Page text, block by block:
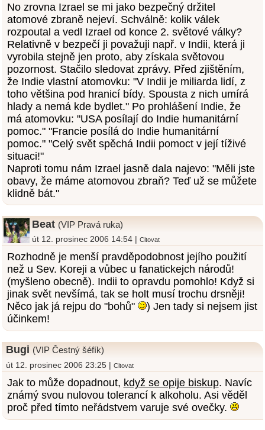
No zrovna Izrael se mi jako bezpečný držitel
atomové zbraně nejeví. Schválně: kolik válek
rozpoutal a vedl Izrael od konce 2. světové války?
Relativně v bezpečí ji považuji např. v Indii, která ji
vyrobila stejně jen proto, aby získala světovou
pozornost. Stačilo sledovat zprávy. Před zjištěním,
že Indie vlastní atomovku: "V Indii je miliarda lidí, z
toho většina pod hranicí bídy. Spousta z nich umírá
hlady a nemá kde bydlet." Po prohlášení Indie, že
má atomovku: "USA posílají do Indie humanitární
pomoc." "Francie posílá do Indie humanitární
pomoc." "Celý svět spěchá Indii pomoct v její tíživé
situaci!"
Naproti tomu nám Izrael jasně dala najevo: "Měli jste
obavy, že máme atomovou zbraň? Teď už se můžete
klidně bát."
Beat (VIP Pravá ruka)
út 12. prosinec 2006 14:54 | Citovat
Rozhodně je menší pravděpodobnost jejího použití
než u Sev. Koreji a vůbec u fanatickejch národů!
(myšleno obecně). Indii to opravdu pomohlo! Když si
jinak svět nevšímá, tak se holt musí trochu drsněji!
Něco jak já rejpu do "bohů"
) Jen tady si nejsem jist
účinkem!
Bugi (VIP Čestný šéfík)
út 12. prosinec 2006 23:25 | Citovat
Jak to může dopadnout, když se opije biskup. Navíc
známý svou nulovou tolerancí k alkoholu. Asi věděl
proč před tímto neřádstvem varuje své ovečky.